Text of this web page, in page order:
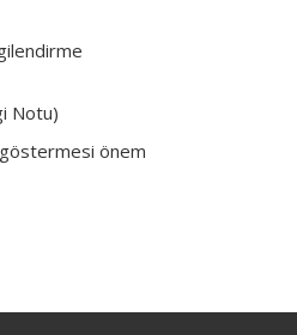
Notu)
önem